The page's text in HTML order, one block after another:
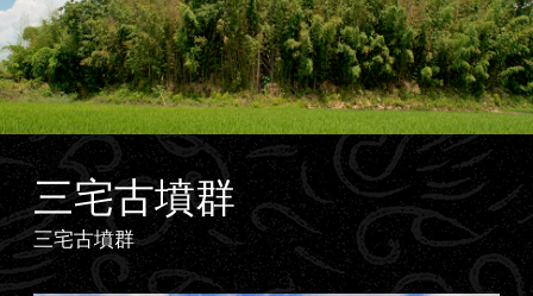
三宅古墳群
三宅古墳群